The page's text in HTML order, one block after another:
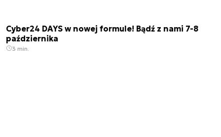
Cyber24 DAYS w nowej formule! Bądź z nami 7-8
października
3 min.